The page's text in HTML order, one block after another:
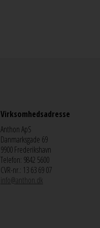
Virksomhedsadresse
Anthon ApS
Danmarksgade 69
9900 Frederikshavn
Telefon: 9842 5600
CVR-nr.: 13 63 69 07
info@anthon.dk